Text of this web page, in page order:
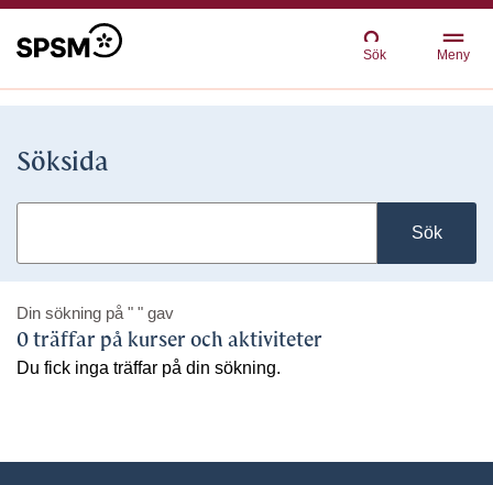
Sök Meny
Söksida
Sök
Din sökning på " " gav
0 träffar på kurser och aktiviteter
Du fick inga träffar på din sökning.